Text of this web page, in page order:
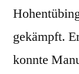
gekämpft.
konnte